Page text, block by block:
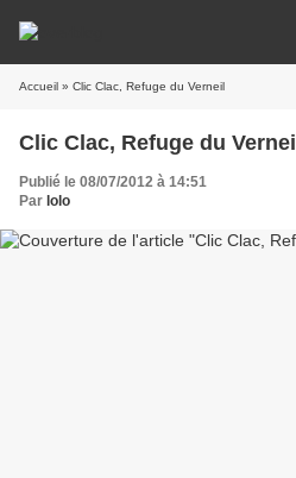
Accueil » Clic Clac, Refuge du Verneil
Clic Clac, Refuge du Verneil
Publié le 08/07/2012 à 14:51
Par lolo